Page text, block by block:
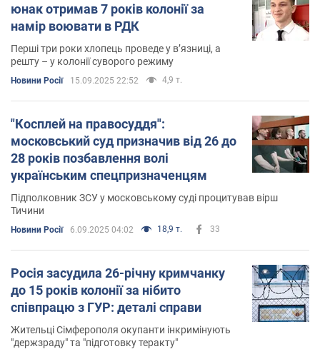
юнак отримав 7 років колонії за
намір воювати в РДК
Перші три роки хлопець проведе у в’язниці, а
решту – у колонії суворого режиму
Новини Росії 15.09.2025 22:52 4,9 т.
"Косплей на правосуддя":
московський суд призначив від 26 до
28 років позбавлення волі
українським спецпризначенцям
Підполковник ЗСУ у московському суді процитував вірш
Тичини
Новини Росії 6.09.2025 04:02 18,9 т. 33
Росія засудила 26-річну кримчанку
до 15 років колонії за нібито
співпрацю з ГУР: деталі справи
Жительці Сімферополя окупанти інкримінують
"держзраду" та "підготовку теракту"